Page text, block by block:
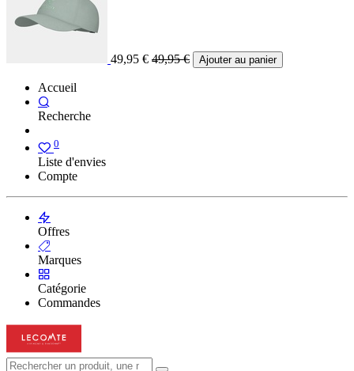
49,95 € 49,95€ Ajouter au panier
Accueil
Recherche
0
Liste d'envies
Compte
Offres
Marques
Catégorie
Commandes